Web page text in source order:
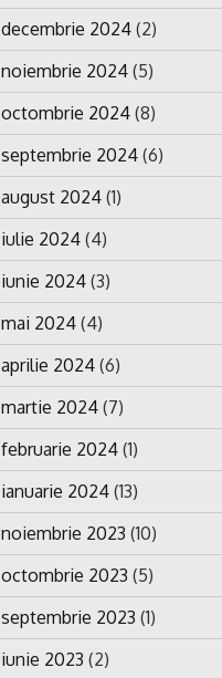
decembrie 2024 (2)
noiembrie 2024 (5)
octombrie 2024 (8)
septembrie 2024 (6)
august 2024 (1)
iulie 2024 (4)
iunie 2024 (3)
mai 2024 (4)
aprilie 2024 (6)
martie 2024 (7)
februarie 2024 (1)
ianuarie 2024 (13)
noiembrie 2023 (10)
octombrie 2023 (5)
septembrie 2023 (1)
iunie 2023 (2)